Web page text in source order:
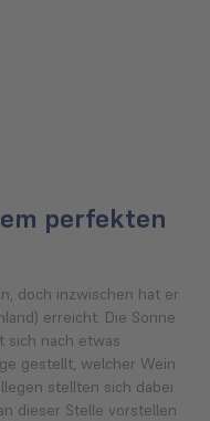
perfekten
doch inzwischen hat er
erreicht. Die Sonne
sich nach etwas
gestellt, welcher Wein
stellten sich dabei
dieser Stelle vorstellen